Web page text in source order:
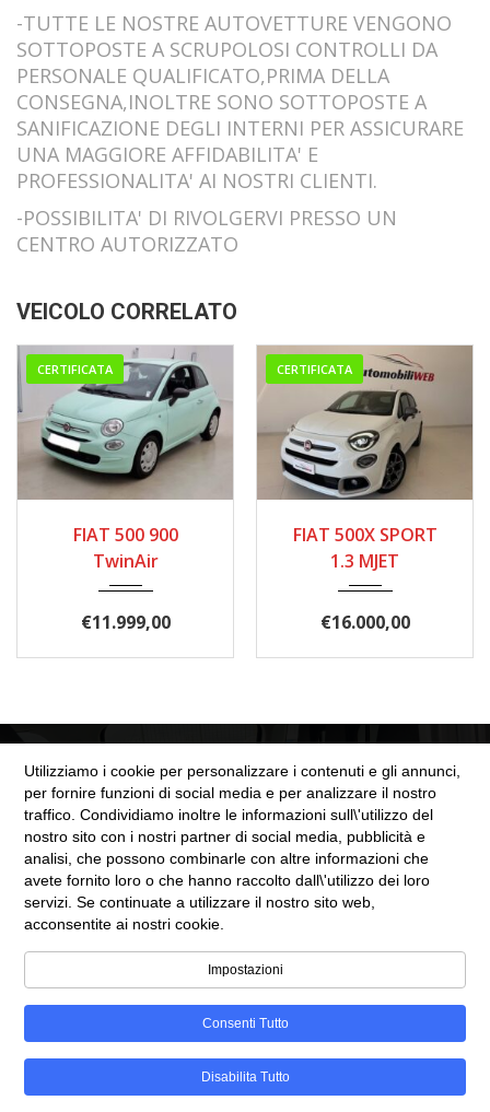
-TUTTE LE NOSTRE AUTOVETTURE VENGONO
SOTTOPOSTE A SCRUPOLOSI CONTROLLI DA
PERSONALE QUALIFICATO,PRIMA DELLA
CONSEGNA,INOLTRE SONO SOTTOPOSTE A
SANIFICAZIONE DEGLI INTERNI PER ASSICURARE
UNA MAGGIORE AFFIDABILITA' E
PROFESSIONALITA' AI NOSTRI CLIENTI.
-POSSIBILITA' DI RIVOLGERVI PRESSO UN
CENTRO AUTORIZZATO
VEICOLO CORRELATO
CERTIFICATA
68.000 km.
FIAT 500 900
TwinAir
€11.999,00
CERTIFICATA
138.000
FIAT 500X SPORT
1.3 MJET
€16.000,00
SEZIONE LEGALE
Cookie Policy
Privacy Policy
©Copyright 2025Automobili Web
Utilizziamo i cookie per personalizzare i contenuti e gli annunci,
per fornire funzioni di social media e per analizzare il nostro
traffico. Condividiamo inoltre le informazioni sull\'utilizzo del
nostro sito con i nostri partner di social media, pubblicità e
analisi, che possono combinarle con altre informazioni che
avete fornito loro o che hanno raccolto dall\'utilizzo dei loro
servizi. Se continuate a utilizzare il nostro sito web,
acconsentite ai nostri cookie.
Impostazioni
Consenti Tutto
Disabilita Tutto